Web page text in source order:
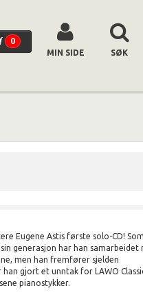
0
MIN SIDE
SØK
Eugene Astis første solo-CD!
generasjon har han samarbeidet
men han fremfører sjelden
gjort et unntak for LAWO
pianostykker.